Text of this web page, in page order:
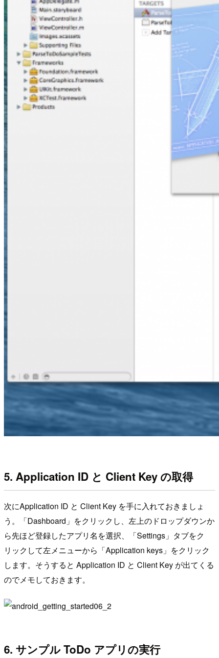
5. Application ID と Client Key の取得
次にApplication ID と Client Key を手に入れておきましょ
う。「Dashboard」をクリックし、左上のドロップダウンか
ら先ほど登録したアプリ名を選択、「Settings」タブをク
リックして左メニューから「Application keys」をクリック
します。そうすると Application ID と Client Key が出てくる
のでメモしておきます。
6. サンプル ToDo アプリの実行